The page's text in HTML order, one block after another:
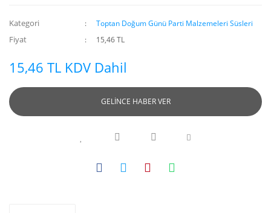
Kategori Toptan Doğum Günü Parti Malzemeleri Süsleri
Fiyat 15,46 TL
15,46 TL KDV Dahil
GELİNCE HABER VER